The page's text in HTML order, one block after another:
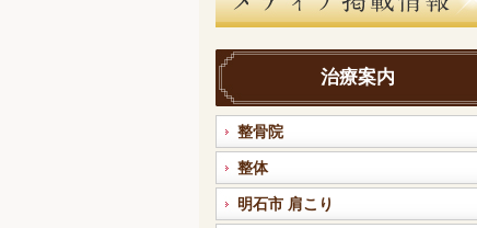
治療案内
整骨院
整体
明石市 肩こり